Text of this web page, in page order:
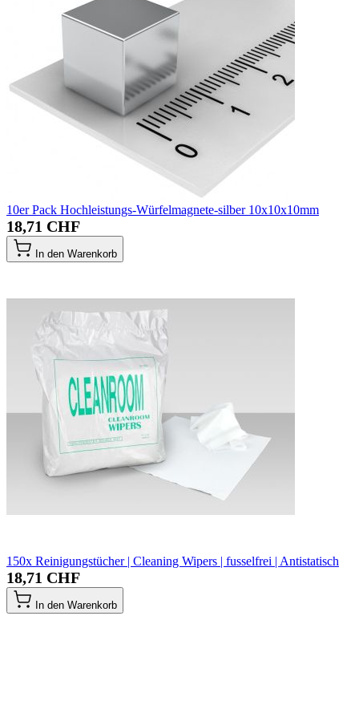
10er Pack Hochleistungs-Würfelmagnete-silber 10x10x10mm
18,71 CHF
In den Warenkorb
150x Reinigungstücher | Cleaning Wipers | fusselfrei | Antistatisch
18,71 CHF
In den Warenkorb